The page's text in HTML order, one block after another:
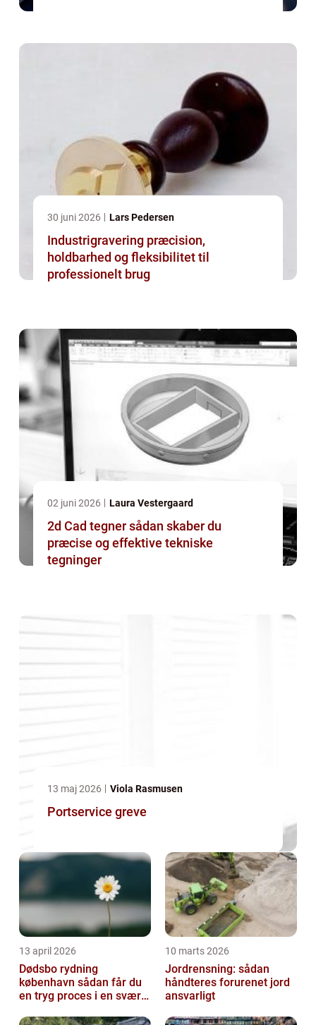
30 juni 2026 Lars Pedersen
Industrigravering præcision,
holdbarhed og fleksibilitet til
professionelt brug
02 juni 2026 Laura Vestergaard
2d Cad tegner sådan skaber du
præcise og effektive tekniske
tegninger
13 maj 2026 Viola Rasmusen
Portservice greve
13 april 2026
Dødsbo rydning
københavn sådan får du
en tryg proces i en svær
10 marts 2026
Jordrensning: sådan
håndteres forurenet jord
ansvarligt